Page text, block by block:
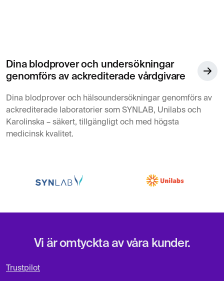
Dina blodprover och undersökningar
genomförs av ackrediterade vårdgivare
Dina blodprover och hälsoundersökningar genomförs av
ackrediterade laboratorier som SYNLAB, Unilabs och
Karolinska – säkert, tillgängligt och med högsta
medicinsk kvalitet.
Vi är omtyckta av våra kunder.
Trustpilot